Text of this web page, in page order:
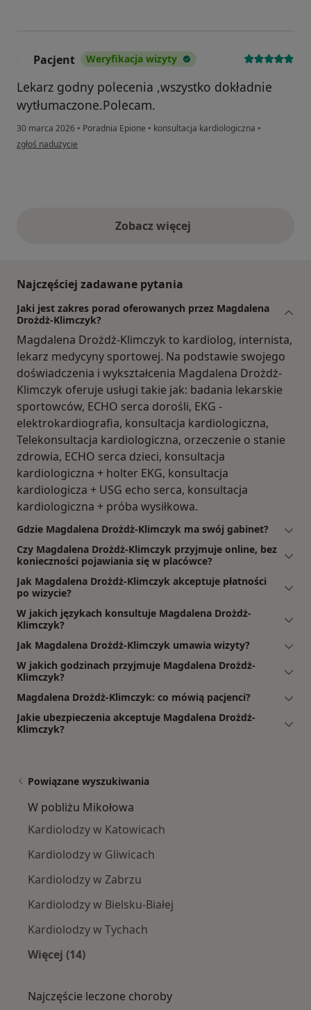
Pacjent Weryfikacja wizyty
Lekarz godny polecenia ,wszystko dokładnie
wytłumaczone.Polecam.
30 marca 2026 • Poradnia Epione • konsultacja kardiologiczna •
w opinii użytkownika Pacjent
zgłoś nadużycie
Zobacz więcejopinie powyżej
Najczęściej zadawane pytania
Jaki jest zakres porad oferowanych przez Magdalena
Drożdż-Klimczyk?
Magdalena Drożdż-Klimczyk to kardiolog, internista,
lekarz medycyny sportowej. Na podstawie swojego
doświadczenia i wykształcenia Magdalena Drożdż-
Klimczyk oferuje usługi takie jak: badania lekarskie
sportowców, ECHO serca dorośli, EKG -
elektrokardiografia, konsultacja kardiologiczna,
Telekonsultacja kardiologiczna, orzeczenie o stanie
zdrowia, ECHO serca dzieci, konsultacja
kardiologiczna + holter EKG, konsultacja
kardiologicza + USG echo serca, konsultacja
kardiologiczna + próba wysiłkowa.
Gdzie Magdalena Drożdż-Klimczyk ma swój gabinet?
Czy Magdalena Drożdż-Klimczyk przyjmuje online, bez
konieczności pojawiania się w placówce?
Jak Magdalena Drożdż-Klimczyk akceptuje płatności
po wizycie?
W jakich językach konsultuje Magdalena Drożdż-
Klimczyk?
Jak Magdalena Drożdż-Klimczyk umawia wizyty?
W jakich godzinach przyjmuje Magdalena Drożdż-
Klimczyk?
Magdalena Drożdż-Klimczyk: co mówią pacjenci?
Jakie ubezpieczenia akceptuje Magdalena Drożdż-
Klimczyk?
Powiązane wyszukiwania
W pobliżu Mikołowa
Kardiolodzy w Katowicach
Kardiolodzy w Gliwicach
Kardiolodzy w Zabrzu
Kardiolodzy w Bielsku-Białej
Kardiolodzy w Tychach
Więcej (14)
Najczęście leczone choroby